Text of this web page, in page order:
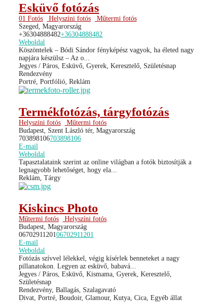
Esküvő fotózás
01 Fotós Helyszíni fotós
Műtermi fotós
Szeged, Magyarország
+36304888482+36304888482
Weboldal
Köszöntelek – Bódi Sándor fényképész vagyok, ha életed nagy
napjára készülsz – Az o...
Jegyes / Páros, Esküvő, Gyerek, Keresztelő, Születésnap
Rendezvény
Portré, Portfólió, Reklám
Termékfotózás, tárgyfotózás
Helyszíni fotós
Műtermi fotós
Budapest, Szent László tér, Magyarország
703898106703898106
E-mail
Weboldal
Tapasztalataink szerint az online világban a fotók biztosítják a
legnagyobb lehetőséget, hogy ela...
Reklám, Tárgy
Kiskincs Photo
Műtermi fotós
Helyszíni fotós
Budapest, Magyarország
06702911201 06702911201
E-mail
Weboldal
Fotózás szívvel lélekkel, végig kísérlek benneteket a nagy
pillanatokon. Legyen az esküvő, babavá...
Jegyes / Páros, Esküvő, Kismama, Gyerek, Keresztelő,
Születésnap
Rendezvény, Ballagás, Szalagavató
Divat, Portré, Boudoir, Glamour, Kutya, Cica, Egyéb állat